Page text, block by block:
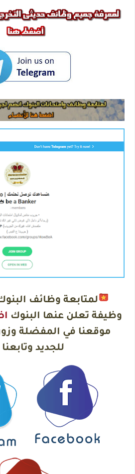
لمتابعة وظائف
وظيفة تعلن عنها البنوك
موقعنا في المفضلة
للجديد